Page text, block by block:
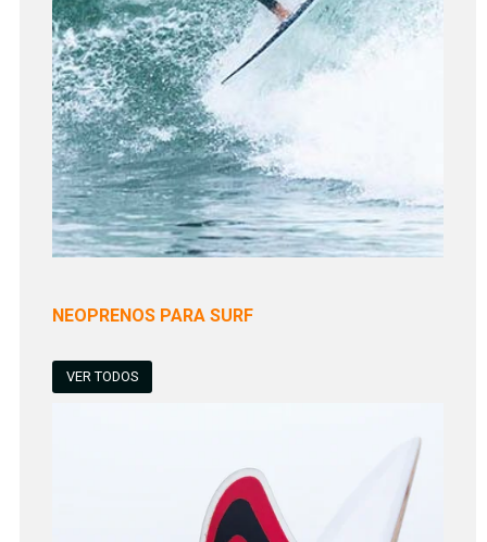
NEOPRENOS PARA SURF
VER TODOS